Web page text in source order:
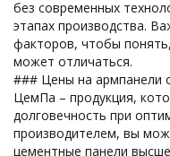
без современных
этапах производства.
факторов, чтобы
может отличаться.
### Цены на армпанели
ЦемПа – продукция,
долговечность при
производителем, вы
цементные панели